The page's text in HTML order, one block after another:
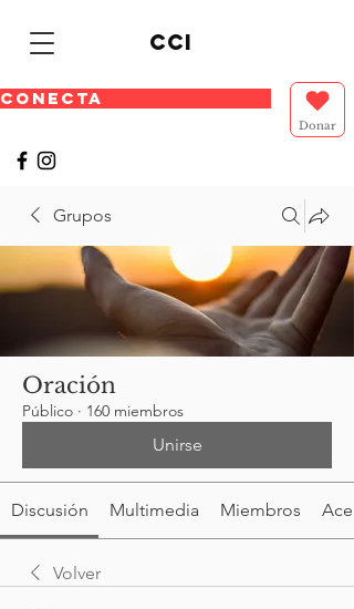
cci
CONECTA
Donar
Grupos
Oración
Público · 160 miembros
Unirse
Discusión Multimedia Miembros
Volver